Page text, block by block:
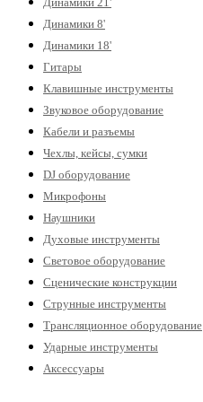
Динамики 8'
Динамики 18'
Гитары
Клавишные инструменты
Звуковое оборудование
Кабели и разъемы
Чехлы, кейсы, сумки
DJ оборудование
Микрофоны
Наушники
Духовые инструменты
Световое оборудование
Сценические конструкции
Струнные инструменты
Трансляционное оборудование
Ударные инструменты
Аксессуары